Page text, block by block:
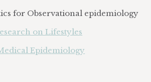
for Observational epidemiology
on Lifestyles
Epidemiology